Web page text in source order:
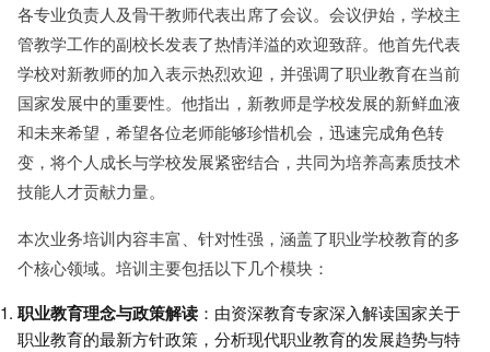
各专业负责人及骨干教师代表出席了会议。会议伊始，学校主
管教学工作的副校长发表了热情洋溢的欢迎致辞。他首先代表
学校对新教师的加入表示热烈欢迎，并强调了职业教育在当前
国家发展中的重要性。他指出，新教师是学校发展的新鲜血液
和未来希望，希望各位老师能够珍惜机会，迅速完成角色转
变，将个人成长与学校发展紧密结合，共同为培养高素质技术
技能人才贡献力量。
本次业务培训内容丰富、针对性强，涵盖了职业学校教育的多
个核心领域。培训主要包括以下几个模块：
职业教育理念与政策解读 ：由资深教育专家深入解读国家关于
职业教育的最新方针政策，分析现代职业教育的发展趋势与特